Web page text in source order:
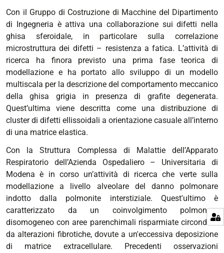
Con il Gruppo di Costruzione di Macchine del Dipartimento
di Ingegneria è attiva una collaborazione sui difetti nella
ghisa sferoidale, in particolare sulla correlazione
microstruttura dei difetti – resistenza a fatica. L’attività di
ricerca ha finora previsto una prima fase teorica di
modellazione e ha portato allo sviluppo di un modello
multiscala per la descrizione del comportamento meccanico
della ghisa grigia in presenza di grafite degenerata.
Quest’ultima viene descritta come una distribuzione di
cluster di difetti ellissoidali a orientazione casuale all’interno
di una matrice elastica.
Con la Struttura Complessa di Malattie dell’Apparato
Respiratorio dell’Azienda Ospedaliero – Universitaria di
Modena è in corso un’attività di ricerca che verte sulla
modellazione a livello alveolare del danno polmonare
indotto dalla polmonite interstiziale. Quest'ultimo è
caratterizzato da un coinvolgimento polmonare
disomogeneo con aree parenchimali risparmiate circondate
da alterazioni fibrotiche, dovute a un'eccessiva deposizione
di matrice extracellulare. Precedenti osservazioni